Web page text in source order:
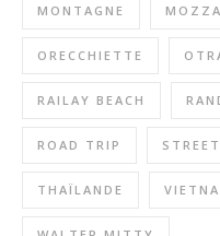
MONTAGNE
ORECCHIETTE
RAILAY BEACH
ROAD TRIP
THAÏLANDE